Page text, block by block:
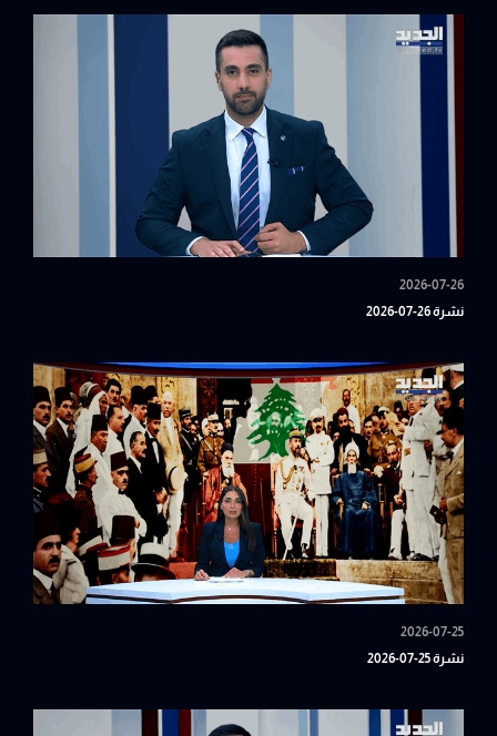
2026-07-26
نشرة 26-07-2026
2026-07-25
نشرة 25-07-2026